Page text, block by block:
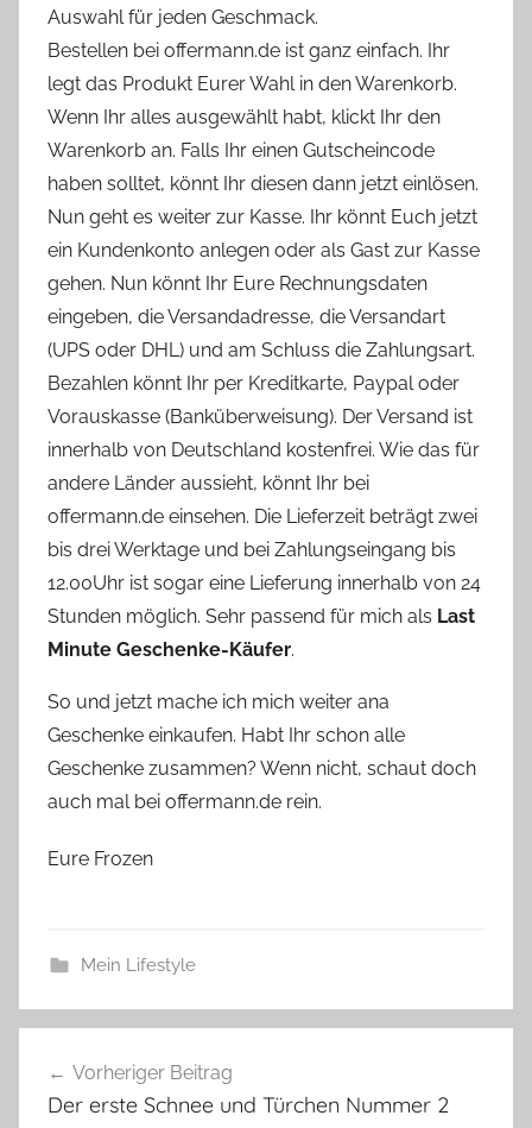
Auswahl für jeden Geschmack.
Bestellen bei offermann.de ist ganz einfach. Ihr
legt das Produkt Eurer Wahl in den Warenkorb.
Wenn Ihr alles ausgewählt habt, klickt Ihr den
Warenkorb an. Falls Ihr einen Gutscheincode
haben solltet, könnt Ihr diesen dann jetzt einlösen.
Nun geht es weiter zur Kasse. Ihr könnt Euch jetzt
ein Kundenkonto anlegen oder als Gast zur Kasse
gehen. Nun könnt Ihr Eure Rechnungsdaten
eingeben, die Versandadresse, die Versandart
(UPS oder DHL) und am Schluss die Zahlungsart.
Bezahlen könnt Ihr per Kreditkarte, Paypal oder
Vorauskasse (Banküberweisung). Der Versand ist
innerhalb von Deutschland kostenfrei. Wie das für
andere Länder aussieht, könnt Ihr bei
offermann.de einsehen. Die Lieferzeit beträgt zwei
bis drei Werktage und bei Zahlungseingang bis
12.00Uhr ist sogar eine Lieferung innerhalb von 24
Stunden möglich. Sehr passend für mich als Last
Minute Geschenke-Käufer.
So und jetzt mache ich mich weiter ana
Geschenke einkaufen. Habt Ihr schon alle
Geschenke zusammen? Wenn nicht, schaut doch
auch mal bei offermann.de rein.
Eure Frozen
Mein Lifestyle
Vorheriger Beitrag
Der erste Schnee und Türchen Nummer 2